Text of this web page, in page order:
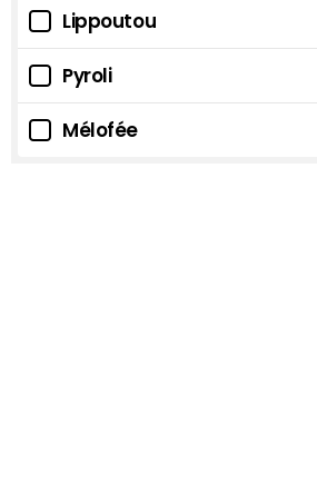
Lippoutou
Pyroli
Mélofée